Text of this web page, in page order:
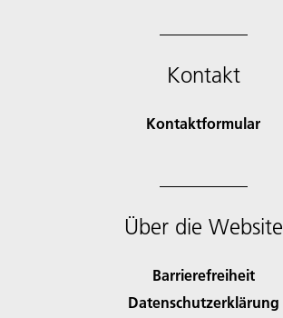
Kontakt
Kontaktformular
Über die Website
Barrierefreiheit
Datenschutzerklärung